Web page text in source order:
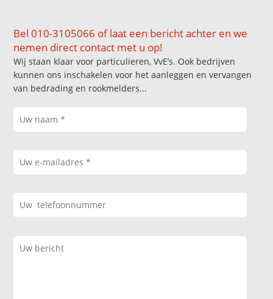
Bel 010-3105066 of laat een bericht achter en we
nemen direct contact met u op!
Wij staan klaar voor particulieren, VvE’s. Ook bedrijven
kunnen ons inschakelen voor het aanleggen en vervangen
van bedrading en rookmelders...